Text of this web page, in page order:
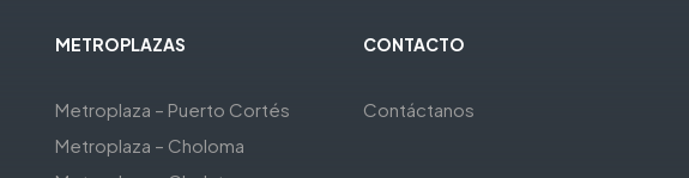
METROPLAZAS
Metroplaza – Puerto Cortés
Metroplaza – Choloma
CONTACTO
Contáctanos